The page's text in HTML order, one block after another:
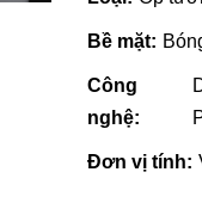
Bề mặt:
Công
nghệ:
Đơn vị tính: